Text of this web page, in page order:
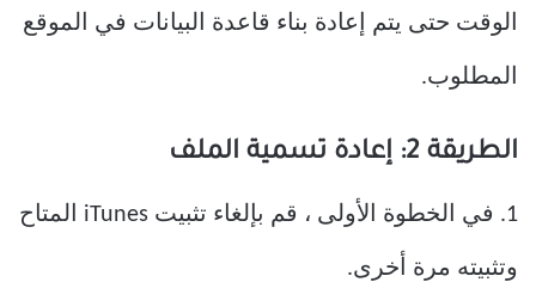
الوقت حتى يتم إعادة بناء قاعدة البيانات في الموقع
المطلوب.
الطريقة 2: إعادة تسمية الملف
1. في الخطوة الأولى ، قم بإلغاء تثبيت iTunes المتاح
وتثبيته مرة أخرى.